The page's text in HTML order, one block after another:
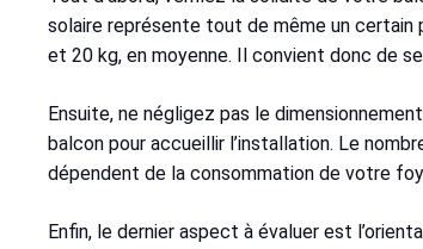
solaire représente tout de même un certain
et 20 kg, en moyenne. Il convient donc de
Ensuite, ne négligez pas le
balcon pour accueillir l’installation. Le
dépendent de la consommation de votre
Enfin, le dernier aspect à évaluer est